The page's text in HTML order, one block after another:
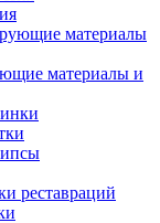
материалы и
реставраций